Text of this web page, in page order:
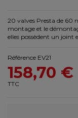
20 valves Presta de 60
montage et le
elles possèdent un joint
Référence EV21
158,70 €
TTC